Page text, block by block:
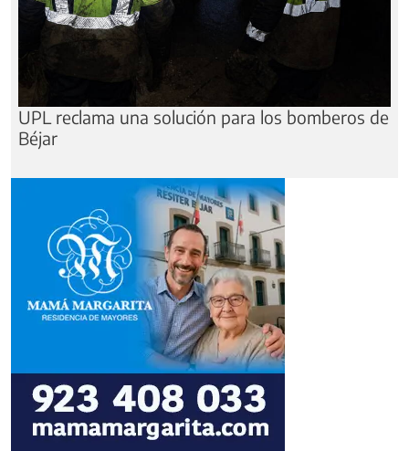
UPL reclama una solución para los bomberos de
Béjar